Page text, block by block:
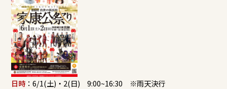
日時 ：6/1(土)・2(日) 9:00~16:30 ※雨天決行